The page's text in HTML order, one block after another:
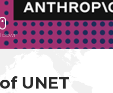
down
UNET